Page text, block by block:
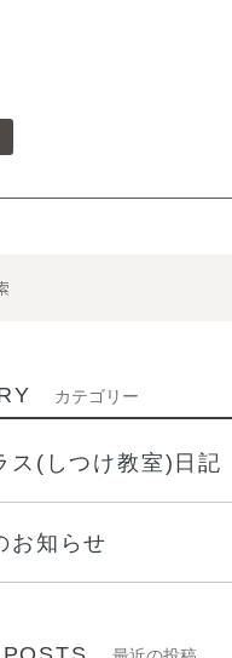
。
カテゴリー
ス(しつけ教室)日記
お知らせ